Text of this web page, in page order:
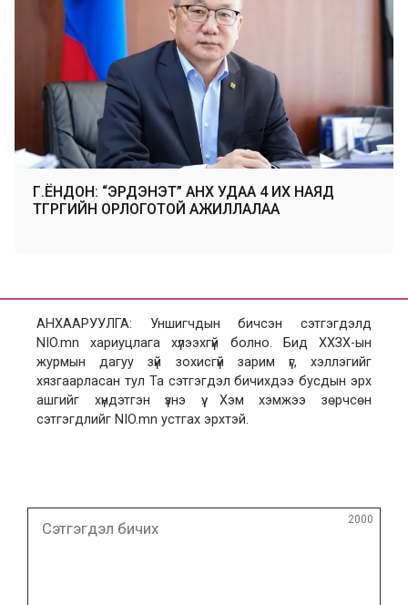
Г.ЁНДОН: “ЭРДЭНЭТ” АНХ УДАА 4 ИХ НАЯД
ТӨГРӨГИЙН ОРЛОГОТОЙ АЖИЛЛАЛАА
АНХААРУУЛГА: Уншигчдын бичсэн сэтгэгдэлд
NIO.mn хариуцлага хүлээхгүй болно. Бид ХХЗХ-ын
журмын дагуу зүй зохисгүй зарим үг, хэллэгийг
хязгаарласан тул Та сэтгэгдэл бичихдээ бусдын эрх
ашгийг хүндэтгэн үзнэ үү. Хэм хэмжээ зөрчсөн
сэтгэгдлийг NIO.mn устгах эрхтэй.
2000